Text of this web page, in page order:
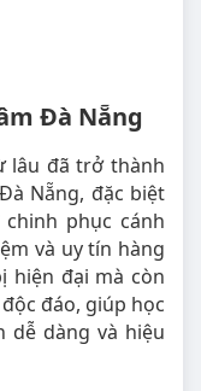
Đà Nẵng
lâu đã trở thành
Nẵng, đặc biệt
phục cánh
và uy tín hàng
hiện đại mà còn
đáo, giúp học
dễ dàng và hiệu